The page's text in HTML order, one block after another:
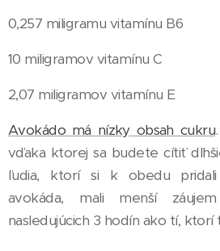
0,257 miligramu vitamínu B6
10 miligramov vitamínu C
2,07 miligramov vitamínu E
Avokádo má nízky obsah cukru
vďaka ktorej sa budete cítiť
ľudia, ktorí si k obedu pridali
avokáda, mali menší
nasledujúcich 3 hodín ako tí,